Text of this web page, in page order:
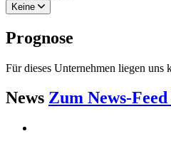
Keine
Prognose
Für dieses Unternehmen liegen uns
News Zum News-Feed